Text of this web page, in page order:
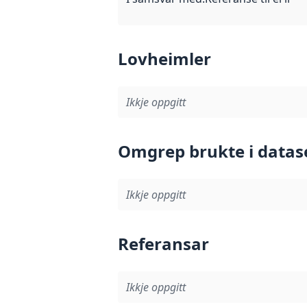
Lovheimler
Ikkje oppgitt
Omgrep brukte i
Ikkje oppgitt
Referansar
Ikkje oppgitt